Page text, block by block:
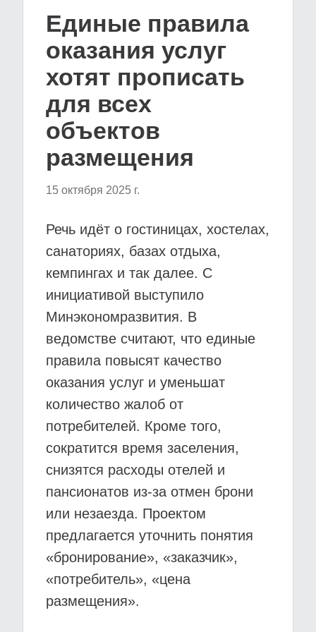
Единые правила
оказания услуг
хотят прописать
для всех
объектов
размещения
15 октября 2025 г.
Речь идёт о гостиницах, хостелах,
санаториях, базах отдыха,
кемпингах и так далее. С
инициативой выступило
Минэкономразвития. В
ведомстве считают, что единые
правила повысят качество
оказания услуг и уменьшат
количество жалоб от
потребителей. Кроме того,
сократится время заселения,
снизятся расходы отелей и
пансионатов из-за отмен брони
или незаезда. Проектом
предлагается уточнить понятия
«бронирование», «заказчик»,
«потребитель», «цена
размещения».